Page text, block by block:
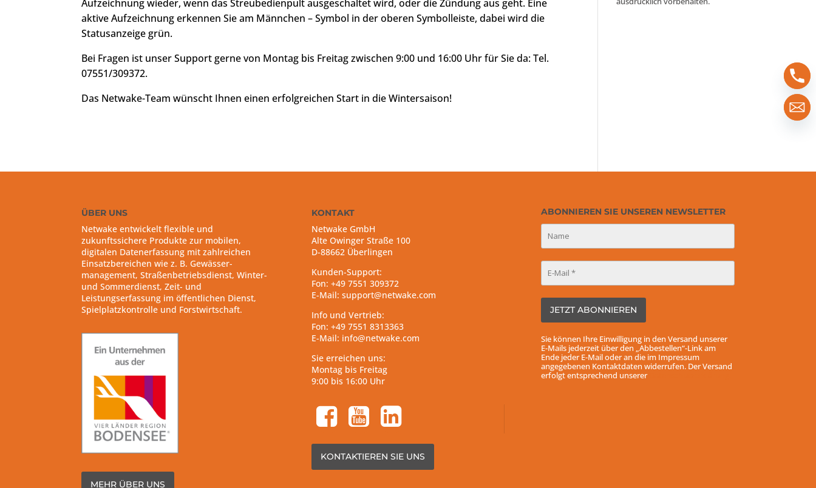
Aufzeichnung wieder, wenn das Streubedienpult ausgeschaltet wird, oder die Zündung aus geht. Eine
aktive Aufzeichnung erkennen Sie am Männchen – Symbol in der oberen Symbolleiste, dabei wird die
Statusanzeige grün.
Bei Fragen ist unser Support gerne von Montag bis Freitag zwischen 9:00 und 16:00 Uhr für Sie da: Tel.
07551/309372.
Das Netwake-Team wünscht Ihnen einen erfolgreichen Start in die Wintersaison!
ÜBER UNS
Netwake entwickelt flexible und
zukunftssichere Produkte zur mobilen,
digitalen Datenerfassung mit zahlreichen
Einsatzbereichen wie z. B. Gewässer-
management, Straßenbetriebsdienst, Winter-
und Sommerdienst, Zeit- und
Leistungserfassung im öffentlichen Dienst,
Spielplatzkontrolle und Forstwirtschaft.
MEHR ÜBER UNS
KONTAKT
Netwake GmbH
Alte Owinger Straße 100
D-88662 Überlingen
Kunden-Support:
Fon: +49 7551 309372
E-Mail: support@netwake.com
Info und Vertrieb:
Fon: +49 7551 8313363
E-Mail: info@netwake.com
Sie erreichen uns:
Montag bis Freitag
9:00 bis 16:00 Uhr
facebook-square
youtube-square linkedin-square
KONTAKTIEREN SIE UNS
ABONNIEREN SIE UNSEREN NEWSLETTER
Sie können Ihre Einwilligung in den Versand unserer
E-Mails jederzeit über den „Abbestellen“-Link am
Ende jeder E-Mail oder an die im Impressum
angegebenen Kontaktdaten widerrufen. Der Versand
erfolgt entsprechend unserer